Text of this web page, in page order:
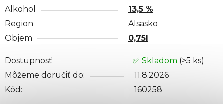
Alkohol
13,5 %
Region
Alsasko
Objem
0,75l
Dostupnosť ✅ Skladom (>5 ks)
Môžeme doručiť do:
11.8.2026
Kód:
160258